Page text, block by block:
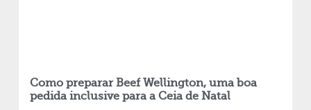
Como preparar Beef Wellington, uma boa
pedida inclusive para a Ceia de Natal